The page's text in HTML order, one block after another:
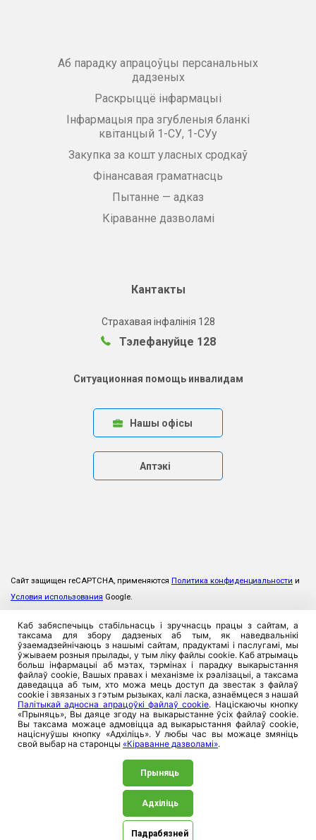
Аб парадку апрацоўцы персанальных
дадзеных
Раскрыццё інфармацыі
Інфармацыя пра згубленыя бланкі
квітанцый 1-СУ, 1-СУу
Закупка за кошт уласных сродкаў
Фінансавая граматнасць
Пытанне — адказ
Кіраванне дазволамі
Кантакты
Страхавая інфалінія 128
Тэлефануйце 128
Ситуационная помощь инвалидам
Нашы офісы
Аптэкі
Сайт защищен reCAPTCHA, применяются Политика конфиденциальности и
Условия использования Google.
©2026. ЗАСТ «Прамтрансінвест», 220026, Рэспублика
Беларусь, г. Мінск, вул. Пляханава, 8. УНП 100357923
Каб забяспечыць стабільнасць і зручнасць працы з сайтам, а
таксама для збору дадзеных аб тым, як наведвальнікі
ўзаемадзейнічаюць з нашымі сайтам, прадуктамі і паслугамі, мы
ўжываем розныя прылады, у тым ліку файлы cookie. Каб атрымаць
больш інфармацыі аб мэтах, тэрмінах і парадку выкарыстання
файлаў cookie, Вашых правах і механізме іх рэалізацыі, а таксама
даведацца аб тым, хто можа мець доступ да звестак з файлаў
cookie і звязаных з гэтым рызыках, калі ласка, азнаёмцеся з нашай
Палітыкай адносна апрацоўкі файлаў cookie. Націскаючы кнопку
«Прыняць», Вы даяце згоду на выкарыстанне ўсіх файлаў cookie.
Вы таксама можаце адмовіцца ад выкарыстання файлаў cookie,
націснуўшы кнопку «Адхіліць». У любы час вы можаце змяніць
свой выбар на старонцы «Кіраванне дазволамі».
Прыняць
Адхіліць
Падрабязней